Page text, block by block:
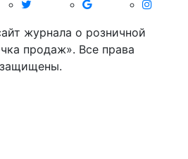
журнала о розничной
продаж». Все права
защищены.